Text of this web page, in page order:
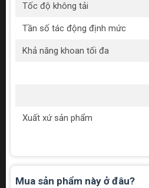
Tốc độ không tải
Tần số tác động định mức
Khả năng khoan tối đa
Xuất xứ sản phẩm
Mua sản phẩm này ở đâu?